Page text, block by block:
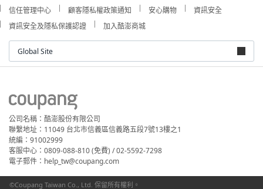
信任管理中心
顧客隱私權政策通知 安心購物
資訊安全
資訊安全及隱私保護認證
加入酷澎商城
Global Site
公司名稱：酷澎股份有限公司
聯繫地址：11049 台北市信義區信義路五段7號13樓之1
統編：91002999
客服中心：0809-088-810 (免費) / 02-5592-7298
電子郵件：help_tw@coupang.com
©Coupang Taiwan Co., Ltd. 保留所有權利。